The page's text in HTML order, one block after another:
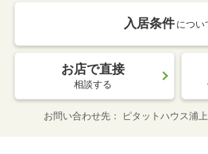
入居条件 につい
お店で直接
相談する
お問い合わせ先 ピタットハウス浦